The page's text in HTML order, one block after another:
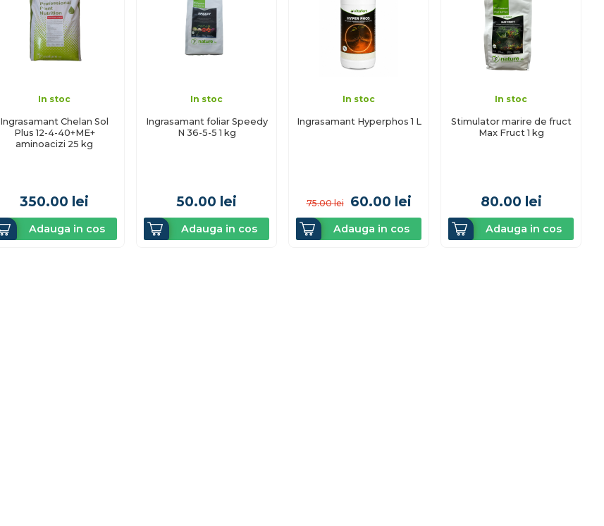
In stoc
Ingrasamant Chelan Sol
Plus 12-4-40+ME+
aminoacizi 25 kg
350.00 lei
Adauga in cos
In stoc
Ingrasamant foliar Speedy
N 36-5-5 1 kg
50.00 lei
Adauga in cos
In stoc
Ingrasamant Hyperphos 1 L
75.00 lei 60.00 lei
Adauga in cos
In stoc
Stimulator marire de fruct
Max Fruct 1 kg
80.00 lei
Adauga in cos